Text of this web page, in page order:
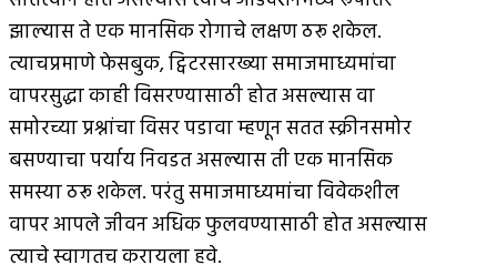
झाल्यास ते एक मानसिक रोगाचे लक्षण ठरू शकेल.
त्याचप्रमाणे फेसबुक, ट्विटरसारख्या समाजमाध्यमांचा
वापरसुद्धा काही विसरण्यासाठी होत असल्यास वा
समोरच्या प्रश्नांचा विसर पडावा म्हणून सतत स्क्रीनसमोर
बसण्याचा पर्याय निवडत असल्यास ती एक मानसिक
समस्या ठरू शकेल. परंतु समाजमाध्यमांचा विवेकशील
वापर आपले जीवन अधिक फुलवण्यासाठी होत असल्यास
त्याचे स्वागतच करायला हवे.